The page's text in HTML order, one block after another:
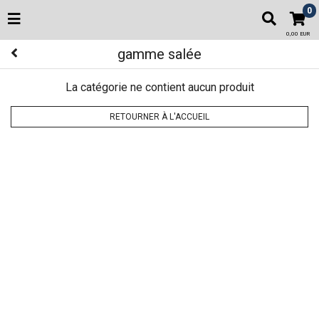
0
0,00 EUR
gamme salée
La catégorie ne contient aucun produit
RETOURNER À L'ACCUEIL